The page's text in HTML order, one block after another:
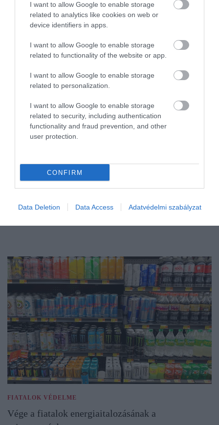
I want to allow Google to enable storage
related to analytics like cookies on web or
device identifiers in apps.
I want to allow Google to enable storage
related to functionality of the website or app.
I want to allow Google to enable storage
related to personalization.
I want to allow Google to enable storage
related to security, including authentication
functionality and fraud prevention, and other
user protection.
CONFIRM
Data Deletion Data Access Adatvédelmi szabályzat
ÉLETSTÍLUS
elutasításáról
Míg egy hagyományos végrendeletben a vagyonunkról
dönthetünk, az élő végrendeletben arról rendelkezhetünk, hogyan
elveszítjük a döntési…
FIATALOK VÉDELME
Vége a fiatalok energiaitalozásának a